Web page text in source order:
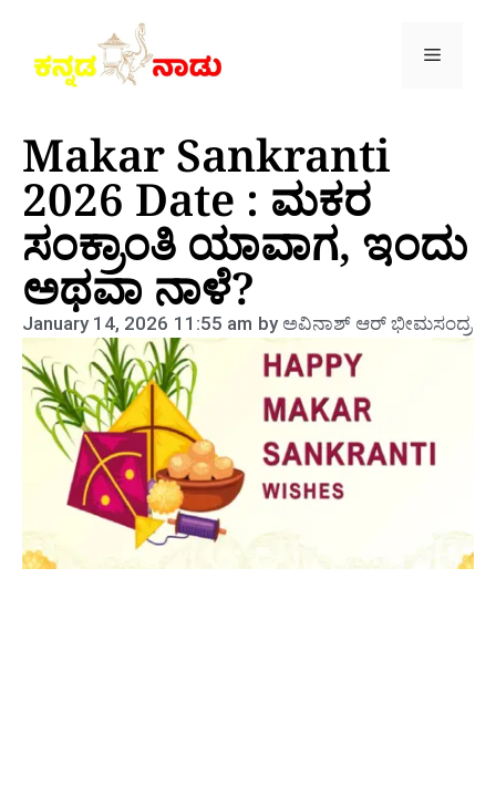
Makar Sankranti
2026 Date : ಮಕರ
ಸಂಕ್ರಾಂತಿ ಯಾವಾಗ, ಇಂದು
ಅಥವಾ ನಾಳೆ?
January 14, 2026 11:55 am byಅವಿನಾಶ್‌ ಆರ್‌ ಭೀಮಸಂದ್ರ